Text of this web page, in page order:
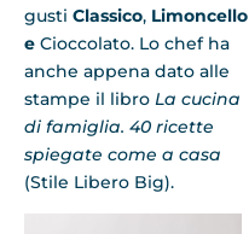
gusti Classico, Limoncello
e Cioccolato. Lo chef ha
anche appena dato alle
stampe il libro La cucina
di famiglia. 40 ricette
spiegate come a casa
(Stile Libero Big).